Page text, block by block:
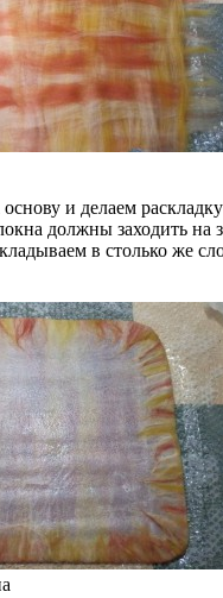
и делаем
должны заходить на
в столько же